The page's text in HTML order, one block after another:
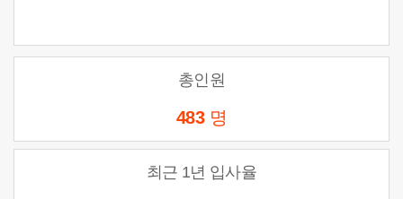
총인원
483 명
최근 1년 입사율